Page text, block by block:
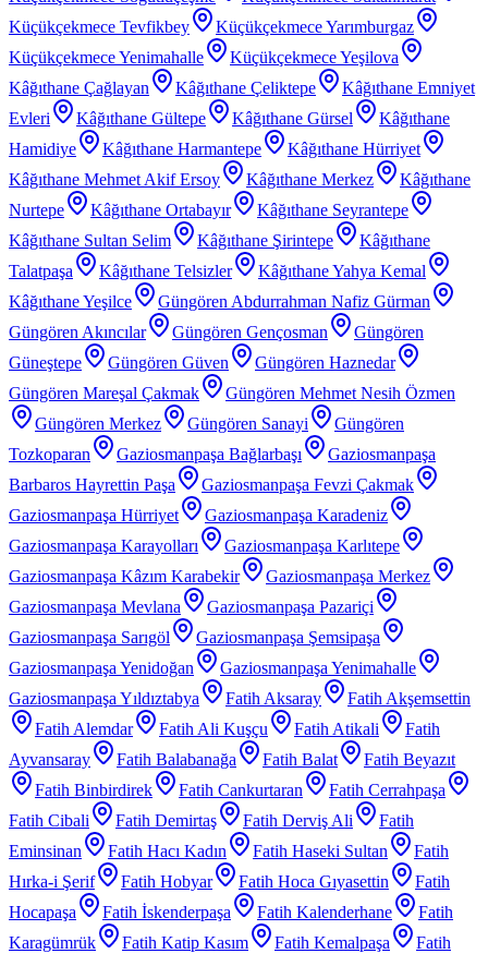
Küçükçekmece Tevfikbey
Küçükçekmece Yarımburgaz
Küçükçekmece Yenimahalle
Küçükçekmece Yeşilova
Kâğıthane Çağlayan
Kâğıthane Çeliktepe
Kâğıthane Emniyet
Evleri
Kâğıthane Gültepe Kâğıthane Gürsel
Kâğıthane
Hamidiye
Kâğıthane Harmantepe
Kâğıthane Hürriyet
Kâğıthane Mehmet Akif Ersoy
Kâğıthane Merkez
Kâğıthane
Nurtepe
Kâğıthane Ortabayır
Kâğıthane Seyrantepe
Kâğıthane Sultan Selim
Kâğıthane Şirintepe
Kâğıthane
Talatpaşa
Kâğıthane Telsizler
Kâğıthane Yahya Kemal
Kâğıthane Yeşilce
Güngören Abdurrahman Nafiz Gürman
Güngören Akıncılar
Güngören Gençosman
Güngören
Güneştepe
Güngören Güven
Güngören Haznedar
Güngören Mareşal Çakmak
Güngören Mehmet Nesih Özmen
Güngören Merkez
Güngören Sanayi
Güngören
Tozkoparan
Gaziosmanpaşa Bağlarbaşı
Gaziosmanpaşa
Barbaros Hayrettin Paşa
Gaziosmanpaşa Fevzi Çakmak
Gaziosmanpaşa Hürriyet
Gaziosmanpaşa Karadeniz
Gaziosmanpaşa Karayolları
Gaziosmanpaşa Karlıtepe
Gaziosmanpaşa Kâzım Karabekir
Gaziosmanpaşa Merkez
Gaziosmanpaşa Mevlana
Gaziosmanpaşa Pazariçi
Gaziosmanpaşa Sarıgöl
Gaziosmanpaşa Şemsipaşa
Gaziosmanpaşa Yenidoğan
Gaziosmanpaşa Yenimahalle
Gaziosmanpaşa Yıldıztabya
Fatih Aksaray
Fatih Akşemsettin
Fatih Alemdar
Fatih Ali Kuşçu Fatih Atikali
Fatih
Ayvansaray
Fatih Balabanağa Fatih Balat
Fatih Beyazıt
Fatih Binbirdirek
Fatih Cankurtaran
Fatih Cerrahpaşa
Fatih Cibali
Fatih Demirtaş Fatih Derviş Ali
Fatih
Eminsinan
Fatih Hacı Kadın Fatih Haseki Sultan
Fatih
Hırka-i Şerif
Fatih Hobyar Fatih Hoca Gıyasettin
Fatih
Hocapaşa
Fatih İskenderpaşa Fatih Kalenderhane
Fatih
Karagümrük
Fatih Katip Kasım Fatih Kemalpaşa Fatih